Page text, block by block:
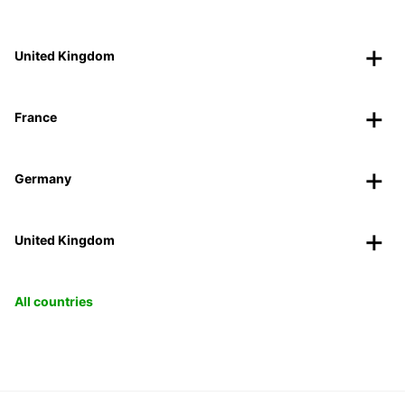
United Kingdom
France
Germany
United Kingdom
All countries